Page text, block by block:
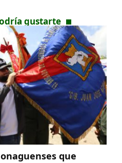
gustarte
que